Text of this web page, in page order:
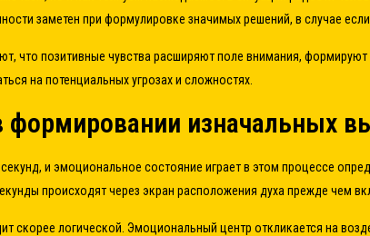
заметен при формулировке значимых решений, в случае
что позитивные чувства расширяют поле внимания,
на потенциальных угрозах и сложностях.
формировании изначальных
и эмоциональное состояние играет в этом процессе
происходят через экран расположения духа прежде чем
скорее логической. Эмоциональный центр откликается на